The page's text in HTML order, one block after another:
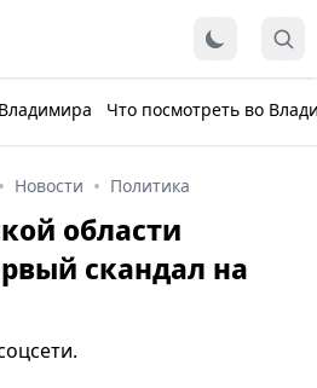
Что посмотреть во
Новости Политика
области
скандал на